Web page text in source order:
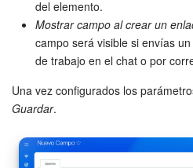
del elemento.
Mostrar campo al crear un
campo será visible si envías
de trabajo en el chat o por
Una vez configurados los
Guardar.